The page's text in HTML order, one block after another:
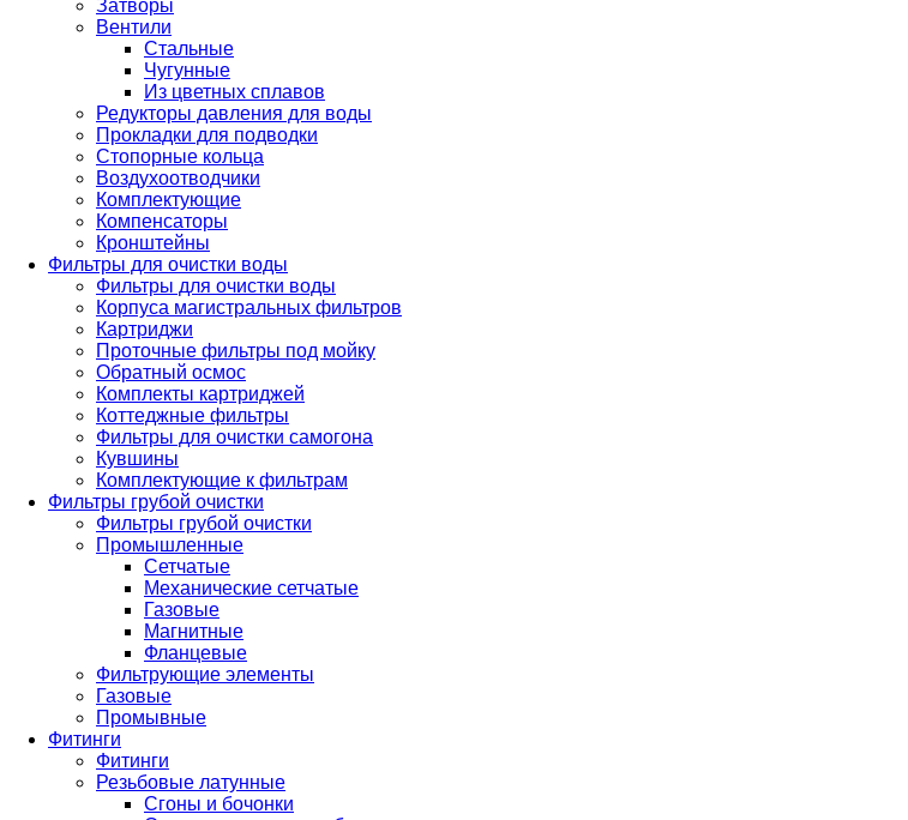
Затворы
Вентили
Стальные
Чугунные
Из цветных сплавов
Редукторы давления для воды
Прокладки для подводки
Стопорные кольца
Воздухоотводчики
Комплектующие
Компенсаторы
Кронштейны
Фильтры для очистки воды
Фильтры для очистки воды
Корпуса магистральных фильтров
Картриджи
Проточные фильтры под мойку
Обратный осмос
Комплекты картриджей
Коттеджные фильтры
Фильтры для очистки самогона
Кувшины
Комплектующие к фильтрам
Фильтры грубой очистки
Фильтры грубой очистки
Промышленные
Сетчатые
Механические сетчатые
Газовые
Магнитные
Фланцевые
Фильтрующие элементы
Газовые
Промывные
Фитинги
Фитинги
Резьбовые латунные
Сгоны и бочонки